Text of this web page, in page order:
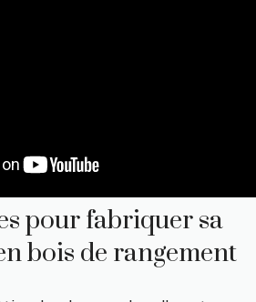
pour fabriquer sa
bois de rangement